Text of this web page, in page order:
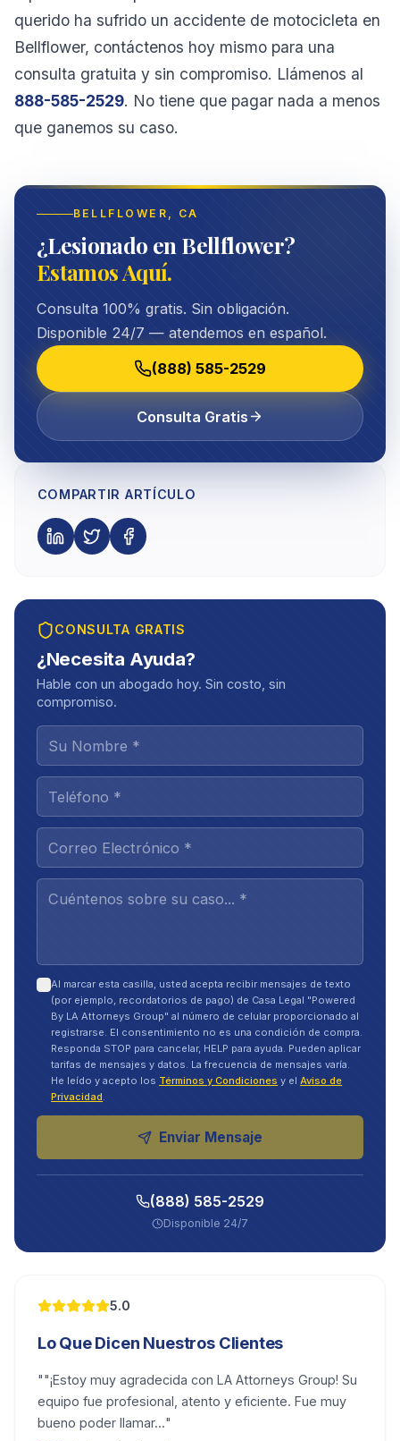
querido ha sufrido un accidente de motocicleta en
Bellflower, contáctenos hoy mismo para una
consulta gratuita y sin compromiso. Llámenos al
888-585-2529. No tiene que pagar nada a menos
que ganemos su caso.
BELLFLOWER , CA
¿Lesionado en Bellflower?
Estamos Aquí.
Consulta 100% gratis. Sin obligación.
Disponible 24/7 — atendemos en español.
(888) 585-2529
Consulta Gratis
COMPARTIR ARTÍCULO
CONSULTA GRATIS
¿Necesita Ayuda?
Hable con un abogado hoy. Sin costo, sin
compromiso.
Al marcar esta casilla, usted acepta recibir mensajes de texto
(por ejemplo, recordatorios de pago) de Casa Legal "Powered
By LA Attorneys Group" al número de celular proporcionado al
registrarse. El consentimiento no es una condición de compra.
Responda STOP para cancelar, HELP para ayuda. Pueden aplicar
tarifas de mensajes y datos. La frecuencia de mensajes varía.
He leído y acepto los Términos y Condiciones y el Aviso de
Privacidad.
Enviar Mensaje
(888) 585-2529
Disponible 24/7
5.0
Lo Que Dicen Nuestros Clientes
""¡Estoy muy agradecida con LA Attorneys Group! Su
equipo fue profesional, atento y eficiente. Fue muy
bueno poder llamar..."